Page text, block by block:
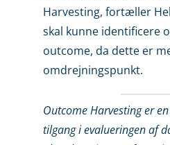
Harvesting, fortæller
skal kunne identificere
outcome, da dette er
omdrejningspunkt.
Outcome Harvesting er
tilgang i evalueringen af